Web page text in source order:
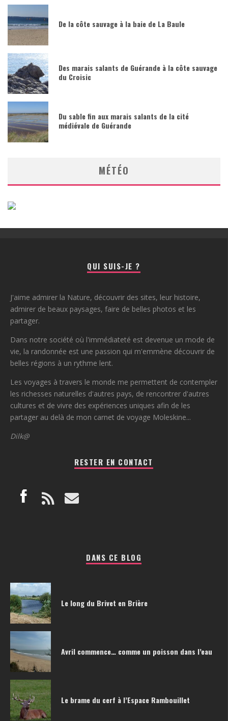
De la côte sauvage à la baie de La Baule
Des marais salants de Guérande à la côte sauvage
du Croisic
Du sable fin aux marais salants de la cité
médiévale de Guérande
MÉTÉO
QUI SUIS-JE ?
J'aime admirer la Nature, découvrir des sites, leur histoire,
admirer de beaux paysages, faire de belles photos et les
partager.
Dans notre société où l'immédiateté est devenue un mode de
vie, la randonnée est une passion qui m'emmène découvrir de
belles régions à un rythme lent.
Les voyages à travers le monde me permettent de contempler
les richesses naturelles d'autres pays, de rencontrer d'autres
cultures et de vivre des expériences uniques afin de les
partager au delà de mon carnet de voyage Moleskine...
Dilk@
RESTER EN CONTACT
DANS CE BLOG
Le long du Brivet en Brière
Avril commence… comme un poisson dans l’eau
Le brame du cerf à l’Espace Rambouillet